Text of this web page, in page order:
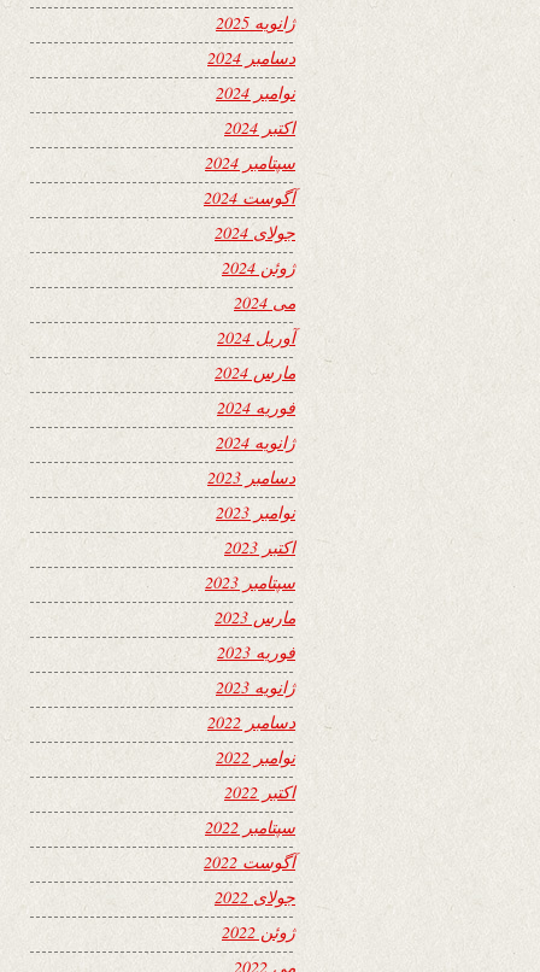
ژانویه 2025
دسامبر 2024
نوامبر 2024
اکتبر 2024
سپتامبر 2024
آگوست 2024
جولای 2024
ژوئن 2024
می 2024
آوریل 2024
مارس 2024
فوریه 2024
ژانویه 2024
دسامبر 2023
نوامبر 2023
اکتبر 2023
سپتامبر 2023
مارس 2023
فوریه 2023
ژانویه 2023
دسامبر 2022
نوامبر 2022
اکتبر 2022
سپتامبر 2022
آگوست 2022
جولای 2022
ژوئن 2022
می 2022